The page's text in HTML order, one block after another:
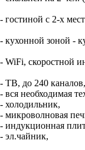
- гостиной с 2-х
- кухонной зоной -
- WiFi, скоростной
- ТВ, до 240 каналов,
- вся необходимая
- холодильник,
- микроволновая
- индукционная
- эл.чайник,